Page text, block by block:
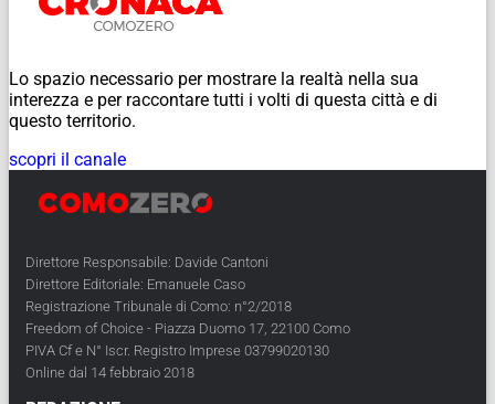
Lo spazio necessario per mostrare la realtà nella sua
interezza e per raccontare tutti i volti di questa città e di
questo territorio.
scopri il canale
Direttore Responsabile: Davide Cantoni
Direttore Editoriale: Emanuele Caso
Registrazione Tribunale di Como: n°2/2018
Freedom of Choice - Piazza Duomo 17, 22100 Como
PIVA Cf e N° Iscr. Registro Imprese 03799020130
Online dal 14 febbraio 2018